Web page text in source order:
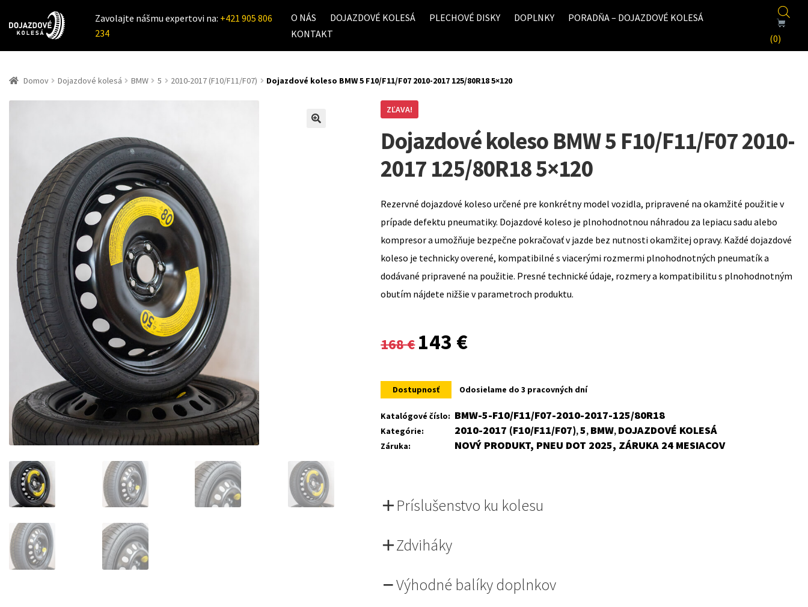
Zavolajte nášmu expertovi na: +421 905 806
234
O NÁS DOJAZDOVÉ KOLESÁ PLECHOVÉ DISKY DOPLNKY
PORADŇA – DOJAZDOVÉ KOLESÁ
KONTAKT
(0)
Domov Dojazdové kolesá BMW 5 2010-2017 (F10/F11/F07) Dojazdové koleso BMW 5 F10/F11/F07 2010-2017 125/80R18 5×120
ZĽAVA!
Dojazdové koleso BMW 5 F10/F11/F07 2010-
2017 125/80R18 5×120
Rezervné dojazdové koleso určené pre konkrétny model vozidla, pripravené na okamžité použitie v
prípade defektu pneumatiky. Dojazdové koleso je plnohodnotnou náhradou za lepiacu sadu alebo
kompresor a umožňuje bezpečne pokračovať v jazde bez nutnosti okamžitej opravy. Každé dojazdové
koleso je technicky overené, kompatibilné s viacerými rozmermi plnohodnotných pneumatík a
dodávané pripravené na použitie. Presné technické údaje, rozmery a kompatibilitu s plnohodnotným
obutím nájdete nižšie v parametroch produktu.
168€
Original
was:
168 €.
143 €
is:
143 €.
Dostupnosť Odosielame do 3 pracovných dní
Katalógové číslo: BMW-5-F10/F11/F07-2010-2017-125/80R18
Kategórie: 2010-2017 (F10/F11/F07),5, BMW, DOJAZDOVÉ KOLESÁ
Záruka: NOVÝ PRODUKT, PNEU DOT 2025, ZÁRUKA 24 MESIACOV
Príslušenstvo ku kolesu
Zdviháky
Výhodné balíky doplnkov